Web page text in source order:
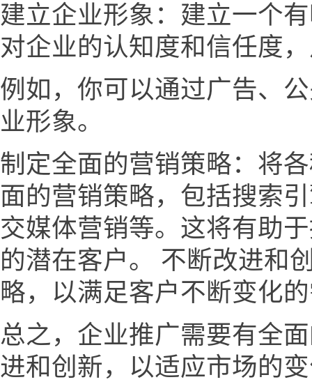
建立企业形象：建立一个
对企业的认知度和信任度
例如，你可以通过广告、
业形象。
制定全面的营销策略：将
面的营销策略，包括搜索
交媒体营销等。这将有助
的潜在客户。 不断改进和
略，以满足客户不断变化
总之，企业推广需要有全
进和创新，以适应市场的